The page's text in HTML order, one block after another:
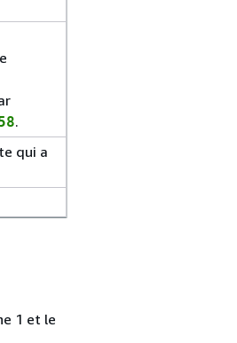
.
qui a
1 et le